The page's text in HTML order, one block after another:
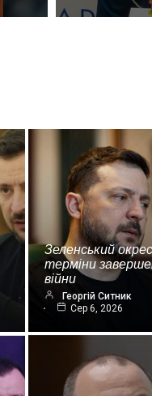
Зеленський
терміни
війни
Георгій Ситник
Сер 6, 2026